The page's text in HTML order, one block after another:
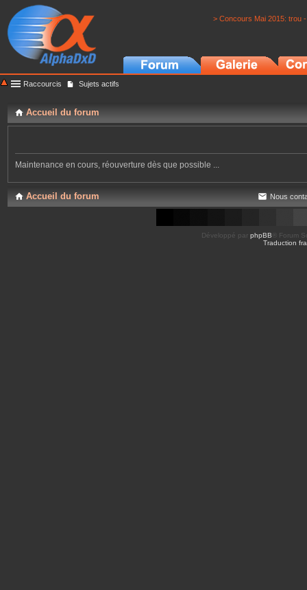
> Concours Mai 2015: trou
Raccourcis Sujets actifs
Accueil du forum
Maintenance en cours, réouverture dès que possible ...
Accueil du forum Nous
Développé par phpBB ® Forum
Traduction